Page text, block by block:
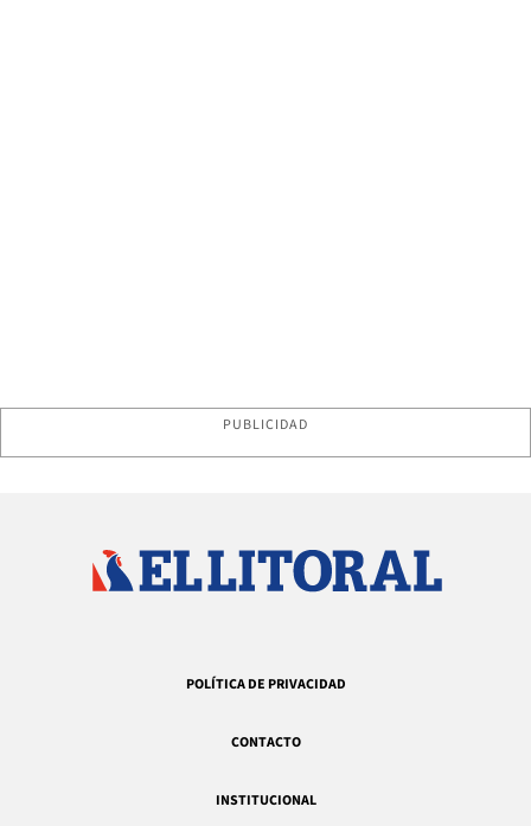
PUBLICIDAD
POLÍTICA DE PRIVACIDAD
CONTACTO
INSTITUCIONAL